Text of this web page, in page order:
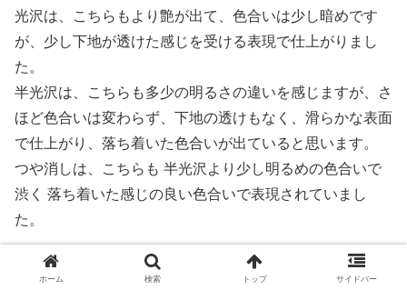
光沢は、こちらもより艶が出て、色合いは少し暗めです
が、少し下地が透けた感じを受ける表現で仕上がりまし
た。
半光沢は、こちらも多少の明るさの違いを感じますが、さ
ほど色合いは変わらず、下地の透けもなく、滑らかな表面
で仕上がり、落ち着いた色合いが出ていると思います。
つや消しは、こちらも 半光沢より少し明るめの色合いで
渋く 落ち着いた感じの良い色合いで表現されていまし
た。
次は、下地がガイアノーツ GS-09 サーフェイサーエヴォ
ホーム 検索 トップ サイドバー